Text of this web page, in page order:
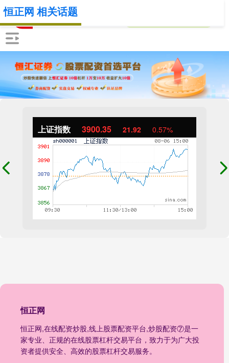
上证指数 3900.35 21.92 0.57%
恒正网
恒正网,在线配资炒股,线上股票配资平台,炒股配资⑦是一
家专业、正规的在线股票杠杆交易平台，致力于为广大投
资者提供安全、高效的股票杠杆交易服务。
恒正网 相关话题